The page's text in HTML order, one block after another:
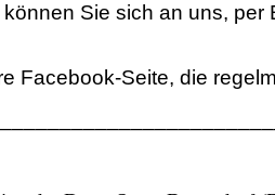
Sie sich an uns, per
Facebook-Seite, die